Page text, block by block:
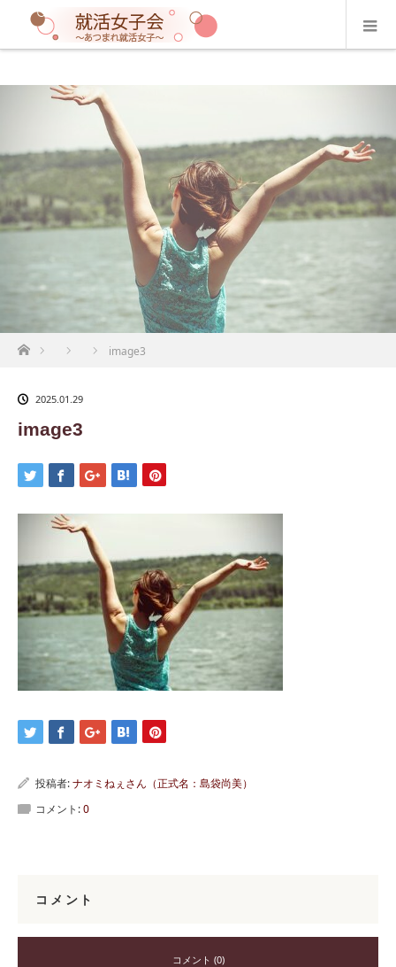
ホーム image3
2025.01.29
image3
投稿者:ナオミねぇさん（正式名：島袋尚美）
コメント:0
コメント
コメント (0)